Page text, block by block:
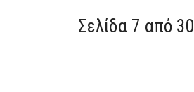
Σελίδα 7 από 30